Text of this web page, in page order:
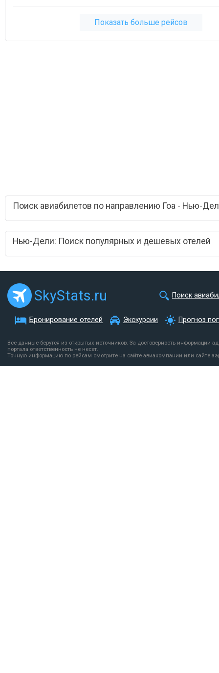
Показать больше рейсов
Поиск авиабилетов по направлению Гоа - Нью-
Нью-Дели: Поиск популярных и дешевых отелей
SkyStats.ru Поиск
Бронирование отелей Экскурсии Прогноз
Все данные берутся из открытых источников. За достоверность информации
портала ответственность не несет.
Точную информацию по рейсам смотрите на сайте авиакомпании или сайте